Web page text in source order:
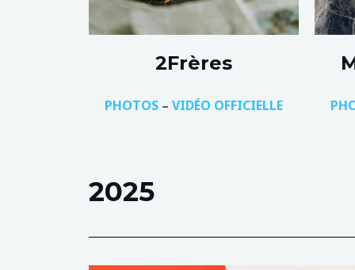
2Frères
PHOTOS – VIDÉO OFFICIELLE
2025